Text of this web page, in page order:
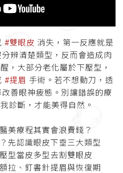
#雙眼皮 消失，第一反應就是
分辨清楚類型，反而會造成肉
，大部分老化屬於下壓型，
#提眉 手術。若不想動刀，透
善眼神疲態。別讓錯誤的療
診斷，才能美得自然。
美療程其實會浪費錢？
先認識眼皮下垂三大類型
型當皮多型去割雙眼皮
拉、釘書針提眉與恢復期